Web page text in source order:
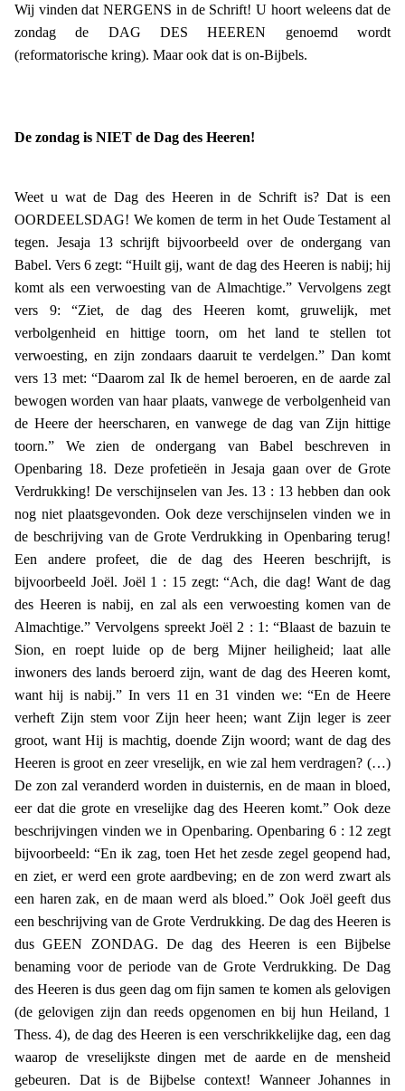
Wij vinden dat NERGENS in de Schrift! U hoort weleens dat de
zondag de DAG DES HEEREN genoemd wordt
(reformatorische kring). Maar ook dat is on-Bijbels.
De zondag is NIET de Dag des Heeren!
Weet u wat de Dag des Heeren in de Schrift is? Dat is een
OORDEELSDAG! We komen de term in het Oude Testament al
tegen. Jesaja 13 schrijft bijvoorbeeld over de ondergang van
Babel. Vers 6 zegt: “Huilt gij, want de dag des Heeren is nabij; hij
komt als een verwoesting van de Almachtige.” Vervolgens zegt
vers 9: “Ziet, de dag des Heeren komt, gruwelijk, met
verbolgenheid en hittige toorn, om het land te stellen tot
verwoesting, en zijn zondaars daaruit te verdelgen.” Dan komt
vers 13 met: “Daarom zal Ik de hemel beroeren, en de aarde zal
bewogen worden van haar plaats, vanwege de verbolgenheid van
de Heere der heerscharen, en vanwege de dag van Zijn hittige
toorn.” We zien de ondergang van Babel beschreven in
Openbaring 18. Deze profetieën in Jesaja gaan over de Grote
Verdrukking! De verschijnselen van Jes. 13 : 13 hebben dan ook
nog niet plaatsgevonden. Ook deze verschijnselen vinden we in
de beschrijving van de Grote Verdrukking in Openbaring terug!
Een andere profeet, die de dag des Heeren beschrijft, is
bijvoorbeeld Joël. Joël 1 : 15 zegt: “Ach, die dag! Want de dag
des Heeren is nabij, en zal als een verwoesting komen van de
Almachtige.” Vervolgens spreekt Joël 2 : 1: “Blaast de bazuin te
Sion, en roept luide op de berg Mijner heiligheid; laat alle
inwoners des lands beroerd zijn, want de dag des Heeren komt,
want hij is nabij.” In vers 11 en 31 vinden we: “En de Heere
verheft Zijn stem voor Zijn heer heen; want Zijn leger is zeer
groot, want Hij is machtig, doende Zijn woord; want de dag des
Heeren is groot en zeer vreselijk, en wie zal hem verdragen? (…)
De zon zal veranderd worden in duisternis, en de maan in bloed,
eer dat die grote en vreselijke dag des Heeren komt.” Ook deze
beschrijvingen vinden we in Openbaring. Openbaring 6 : 12 zegt
bijvoorbeeld: “En ik zag, toen Het het zesde zegel geopend had,
en ziet, er werd een grote aardbeving; en de zon werd zwart als
een haren zak, en de maan werd als bloed.” Ook Joël geeft dus
een beschrijving van de Grote Verdrukking. De dag des Heeren is
dus GEEN ZONDAG. De dag des Heeren is een Bijbelse
benaming voor de periode van de Grote Verdrukking. De Dag
des Heeren is dus geen dag om fijn samen te komen als gelovigen
(de gelovigen zijn dan reeds opgenomen en bij hun Heiland, 1
Thess. 4), de dag des Heeren is een verschrikkelijke dag, een dag
waarop de vreselijkste dingen met de aarde en de mensheid
gebeuren. Dat is de Bijbelse context! Wanneer Johannes in